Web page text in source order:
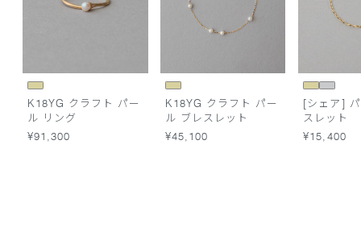
K18YG クラフト パー
ル リング
¥91,300
K18YG クラフト パー
ル ブレスレット
¥45,100
[シェア]
スレット
¥15,400